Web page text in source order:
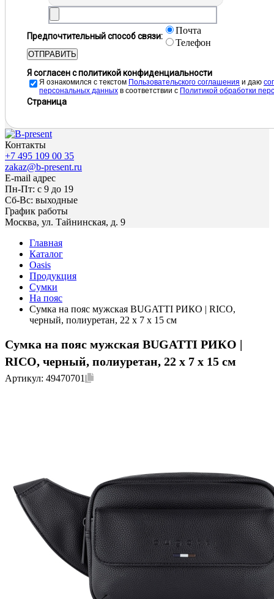
Предпочтительный способ связи:
Почта
Телефон
ОТПРАВИТЬ
Я согласен с политикой конфиденциальности
Я ознакомился с текстом Пользовательского соглашения и даю
персональных данных в соответствии с Политикой обработки
Страница
Контакты
+7 495 109 00 35
zakaz@b-present.ru
E-mail адрес
Пн-Пт: с 9 до 19
Сб-Вс: выходные
График работы
Москва, ул. Тайнинская, д. 9
Главная
Каталог
Oasis
Продукция
Сумки
На пояс
Сумка на пояс мужская BUGATTI РИКО | RICO,
черный, полиуретан, 22 x 7 x 15 см
Сумка на пояс мужская BUGATTI РИКО |
RICO, черный, полиуретан, 22 x 7 x 15 см
Артикул: 49470701